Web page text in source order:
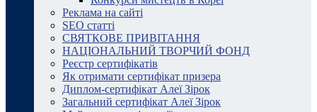
Реклама на сайті
SEO статті
СВЯТКОВЕ ПРИВІТАННЯ
НАЦІОНАЛЬНИЙ ТВОРЧИЙ ФОНД
Реєстр сертифікатів
Як отримати сертифікат призера
Диплом-сертифікат Алеї Зірок
Загальний сертифікат Алеї Зірок